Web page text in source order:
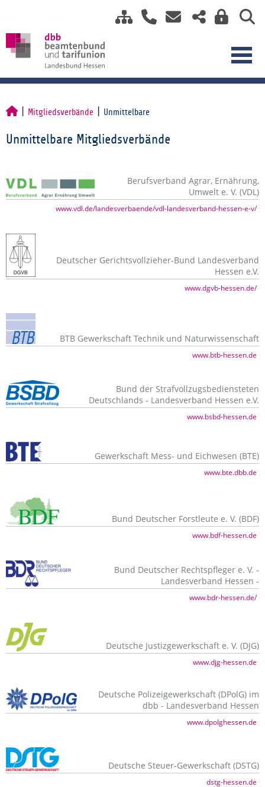
Mitgliedsverbände Unmittelbare
Unmittelbare Mitgliedsverbände
Berufsverband Agrar, Ernährung,
Umwelt e. V. (VDL)
www.vdl.de/landesverbaende/vdl-landesverband-hessen-e-v/
Deutscher Gerichtsvollzieher-Bund Landesverband
Hessen e.V.
www.dgvb-hessen.de/
BTB Gewerkschaft Technik und Naturwissenschaft
www.btb-hessen.de
Bund der Strafvollzugsbediensteten
Deutschlands - Landesverband Hessen e.V.
www.bsbd-hessen.de
Gewerkschaft Mess- und Eichwesen (BTE)
www.bte.dbb.de
Bund Deutscher Forstleute e. V. (BDF)
www.bdf-hessen.de
Bund Deutscher Rechtspfleger e. V. -
Landesverband Hessen -
www.bdr-hessen.de/
Deutsche Justizgewerkschaft e. V. (DJG)
www.djg-hessen.de
Deutsche Polizeigewerkschaft (DPolG) im
dbb - Landesverband Hessen
www.dpolghessen.de
Deutsche Steuer-Gewerkschaft (DSTG)
dstg-hessen.de